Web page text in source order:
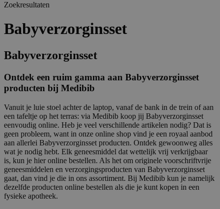
Zoekresultaten
Babyverzorginsset
Babyverzorginsset
Ontdek een ruim gamma aan Babyverzorginsset
producten bij Medibib
Vanuit je luie stoel achter de laptop, vanaf de bank in de trein of aan
een tafeltje op het terras: via Medibib koop jij Babyverzorginsset
eenvoudig online. Heb je veel verschillende artikelen nodig? Dat is
geen probleem, want in onze online shop vind je een royaal aanbod
aan allerlei Babyverzorginsset producten. Ontdek gewoonweg alles
wat je nodig hebt. Elk geneesmiddel dat wettelijk vrij verkrijgbaar
is, kun je hier online bestellen. Als het om originele voorschriftvrije
geneesmiddelen en verzorgingsproducten van Babyverzorginsset
gaat, dan vind je die in ons assortiment. Bij Medibib kun je namelijk
dezelfde producten online bestellen als die je kunt kopen in een
fysieke apotheek.